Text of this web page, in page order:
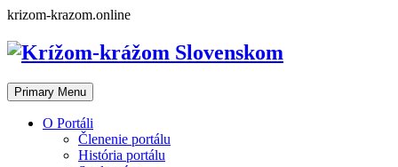
Skip
content
krizom-krazom.online
Primary Menu
O Portáli
Členenie portálu
História portálu